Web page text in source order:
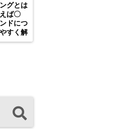
グとは
ば〇
ドにつ
すく解